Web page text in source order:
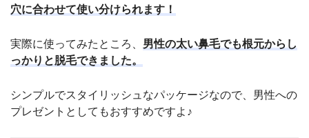
穴に合わせて使い分けられます！
実際に使ってみたところ、 男性の太い鼻毛でも根元からし
っかりと脱毛できました。
シンプルでスタイリッシュなパッケージなので、男性への
プレゼントとしてもおすすめですよ♪